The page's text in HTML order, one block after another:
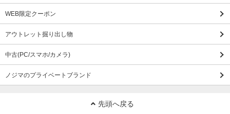
WEB限定クーポン
アウトレット掘り出し物
中古(PC/スマホ/カメラ)
ノジマのプライベートブランド
先頭へ戻る